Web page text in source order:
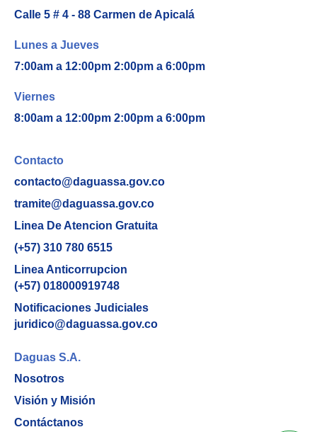
Calle 5 # 4 - 88 Carmen de Apicalá
Lunes a Jueves
7:00am a 12:00pm 2:00pm a 6:00pm
Viernes
8:00am a 12:00pm 2:00pm a 6:00pm
Contacto
contacto@daguassa.gov.co
tramite@daguassa.gov.co
Linea De Atencion Gratuita
(+57) 310 780 6515
Linea Anticorrupcion
(+57) 018000919748
Notificaciones Judiciales
juridico@daguassa.gov.co
Daguas S.A.
Nosotros
Visión y Misión
Contáctanos